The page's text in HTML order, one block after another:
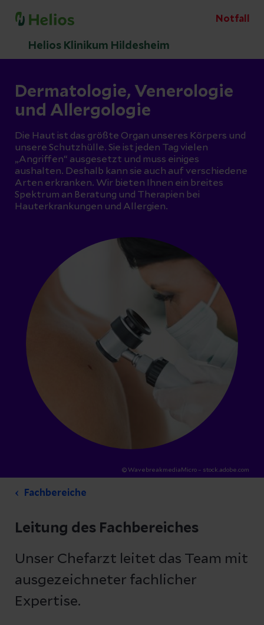
Notfall
Helios Klinikum Hildesheim
Dermatologie, Venerologie
und Allergologie
Die Haut ist das größte Organ unseres Körpers und
unsere Schutzhülle. Sie ist jeden Tag vielen
„Angriffen“ ausgesetzt und muss einiges
aushalten. Deshalb kann sie auch auf verschiedene
Arten erkranken. Wir bieten Ihnen ein breites
Spektrum an Beratung und Therapien bei
Hauterkrankungen und Allergien.
© WavebreakmediaMicro – stock.adobe.com
Fachbereiche
Leitung des Fachbereiches
Unser Chefarzt leitet das Team mit
ausgezeichneter fachlicher
Expertise.